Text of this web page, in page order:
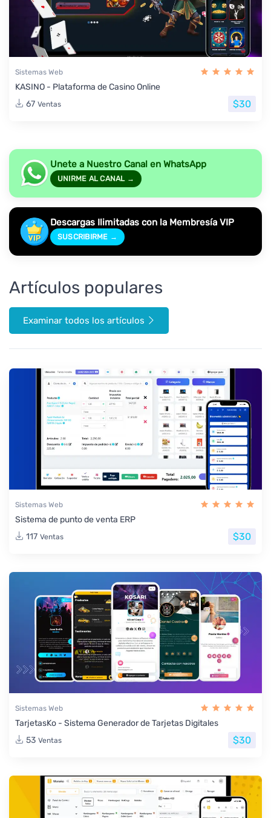
Sistemas Web
KASINO - Plataforma de Casino Online
67 Ventas $30
Unete a Nuestro Canal en WhatsApp
UNIRME AL CANAL →
Descargas Ilimitadas con la Membresía VIP
SUSCRIBIRME →
Artículos populares
Examinar todos los artículos
Sistemas Web
Sistema de punto de venta ERP
117 Ventas $30
Sistemas Web
TarjetasKo - Sistema Generador de Tarjetas Digitales
53 Ventas $30